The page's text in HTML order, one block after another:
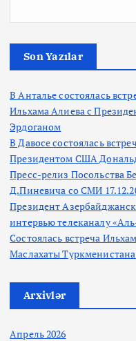
Son Yazılar
В Анталье состоялась
Ильхама Алиева с
Эрдоганом
В Давосе состоялась
Президентом США
Пресс-релиз Посольства
Д.Пиневича со СМИ
Президент
интервью телеканалу
Состоялась встреча
Маслахаты
Arxivlər
Апрель 2026